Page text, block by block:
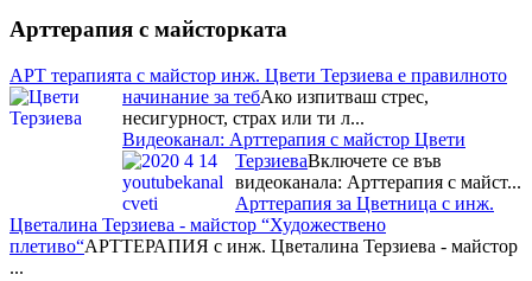
Рибните изкушения на
майстор Цвети ТерзиеваОсвен
майсторски да премята
плетивата Цвети Терзиева е
готова да експериментира с
всякакви вкусове и рецепти. Тя
бе н...
Националният събор на овцевъдите в България и майстор
Цвети ТерзиеваЗапомнящо се
преживявание с майстор Цвети
Арттерапия с майсторката
АРТ терапията с майстор инж. Цвети Терзиева е правилното
начинание за тебАко изпитваш стрес,
несигурност, страх или ти л...
Видеоканал: Арттерапия с майстор Цвети
ТерзиеваВключете се във
видеоканала: Арттерапия с майст...
Арттерапия за Цветница с инж.
Цветалина Терзиева - майстор “Художествено
плетиво“АРТТЕРАПИЯ с инж. Цветалина Терзиева - майстор
...